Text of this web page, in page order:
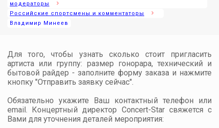
модераторы
Российские спортсмены и комментаторы
Владимир Минеев
Для того, чтобы узнать сколько стоит пригласить
артиста или группу: размер гонорара, технический и
бытовой райдер - заполните форму заказа и нажмите
кнопку "Отправить заявку сейчас".
Обязательно укажите Ваш контактный телефон или
email. Концертный директор Concert-Star свяжется с
Вами для уточнения деталей мероприятия: